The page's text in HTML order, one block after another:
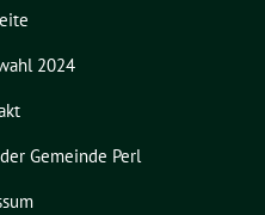
2024
Gemeinde Perl